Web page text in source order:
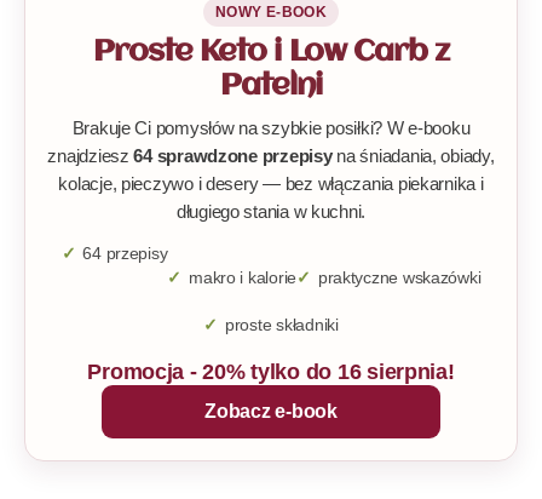
NOWY E-BOOK
Proste Keto i Low Carb z
Patelni
Brakuje Ci pomysłów na szybkie posiłki? W e-booku
znajdziesz64 sprawdzone przepisyna śniadania, obiady,
kolacje, pieczywo i desery — bez włączania piekarnika i
długiego stania w kuchni.
64 przepisy
makro i kalorie
praktyczne wskazówki
proste składniki
Promocja - 20% tylko do 16 sierpnia!
Zobacz e-book